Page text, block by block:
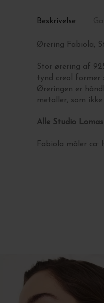
Beskrivelse
Ørering Fabiola,
Stor ørering af
tynd creol former
Øreringen er
metaller, som
Alle Studio
Fabiola måler ca: